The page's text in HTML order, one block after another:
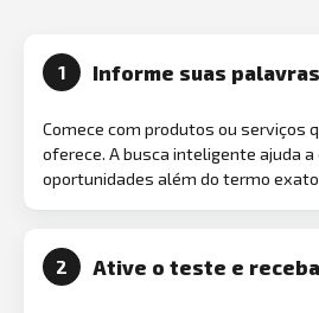
1 Informe suas
Comece com produtos ou serviços
oferece. A busca inteligente ajuda
oportunidades além do termo
2 Ative o teste e